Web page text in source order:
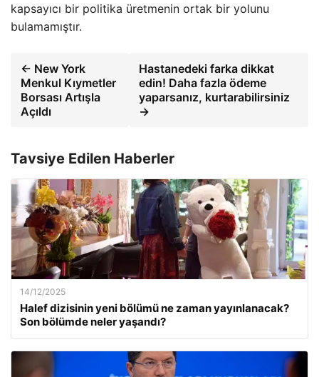
kapsayıcı bir politika üretmenin ortak bir yolunu
bulamamıştır.
← New York
Menkul Kıymetler
Borsası Artışla
Açıldı
Hastanedeki farka dikkat
edin! Daha fazla ödeme
yaparsanız, kurtarabilirsiniz
→
Tavsiye Edilen Haberler
14/12/2025
Halef dizisinin yeni bölümü ne zaman yayınlanacak?
Son bölümde neler yaşandı?